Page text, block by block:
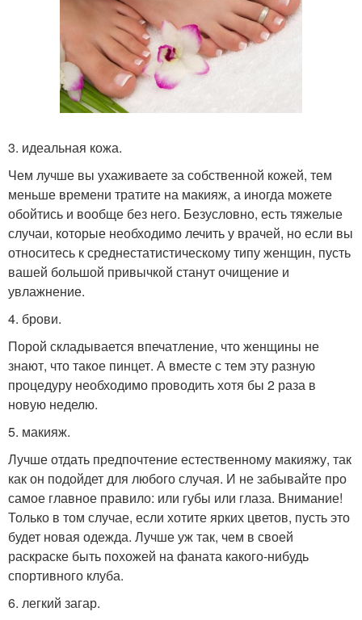
3. идеальная кожа.
Чем лучше вы ухаживаете за собственной кожей, тем
меньше времени тратите на макияж, а иногда можете
обойтись и вообще без него. Безусловно, есть тяжелые
случаи, которые необходимо лечить у врачей, но если вы
относитесь к среднестатистическому типу женщин, пусть
вашей большой привычкой станут очищение и
увлажнение.
4. брови.
Порой складывается впечатление, что женщины не
знают, что такое пинцет. А вместе с тем эту разную
процедуру необходимо проводить хотя бы 2 раза в
новую неделю.
5. макияж.
Лучше отдать предпочтение естественному макияжу, так
как он подойдет для любого случая. И не забывайте про
самое главное правило: или губы или глаза. Внимание!
Только в том случае, если хотите ярких цветов, пусть это
будет новая одежда. Лучше уж так, чем в своей
раскраске быть похожей на фаната какого-нибудь
спортивного клуба.
6. легкий загар.